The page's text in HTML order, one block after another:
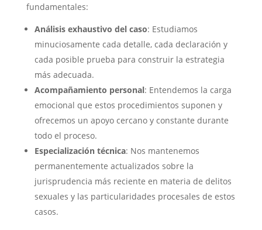
fundamentales:
Análisis exhaustivo del caso: Estudiamos
minuciosamente cada detalle, cada declaración y
cada posible prueba para construir la estrategia
más adecuada.
Acompañamiento personal: Entendemos la carga
emocional que estos procedimientos suponen y
ofrecemos un apoyo cercano y constante durante
todo el proceso.
Especialización técnica: Nos mantenemos
permanentemente actualizados sobre la
jurisprudencia más reciente en materia de delitos
sexuales y las particularidades procesales de estos
casos.